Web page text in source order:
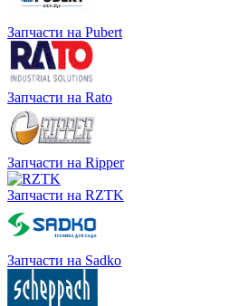
Запчасти на Pubert
Запчасти на Rato
Запчасти на Ripper
Запчасти на RZTK
Запчасти на Sadko